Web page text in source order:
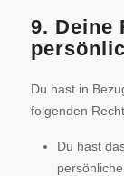
9. Deine
Du hast in
folgenden
Du hast